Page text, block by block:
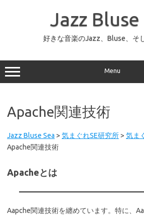
ッ
プ
Jazz Bluse
好きな音楽のJazz、Bluse、そ
Menu
Apache関連技術
Jazz Bluse Sea > 気まぐれSE研究所> 気ま
Apache関連技術
Apacheとは
Aapche関連技術を纏めています。特に、